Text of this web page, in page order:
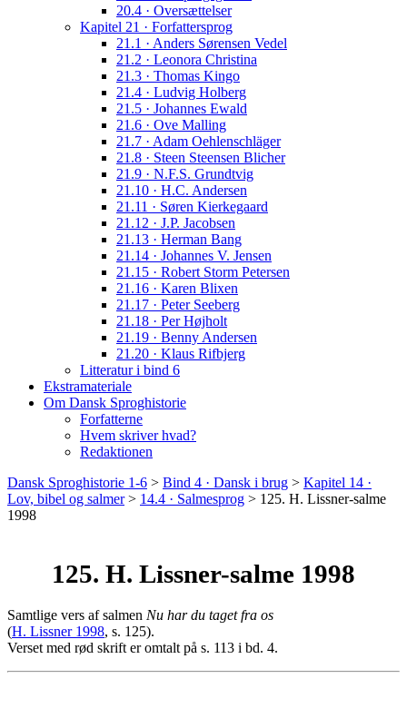
20.4 · Oversættelser
Kapitel 21 · Forfattersprog
21.1 · Anders Sørensen Vedel
21.2 · Leonora Christina
21.3 · Thomas Kingo
21.4 · Ludvig Holberg
21.5 · Johannes Ewald
21.6 · Ove Malling
21.7 · Adam Oehlenschläger
21.8 · Steen Steensen Blicher
21.9 · N.F.S. Grundtvig
21.10 · H.C. Andersen
21.11 · Søren Kierkegaard
21.12 · J.P. Jacobsen
21.13 · Herman Bang
21.14 · Johannes V. Jensen
21.15 · Robert Storm Petersen
21.16 · Karen Blixen
21.17 · Peter Seeberg
21.18 · Per Højholt
21.19 · Benny Andersen
21.20 · Klaus Rifbjerg
Litteratur i bind 6
Ekstramateriale
Om Dansk Sproghistorie
Forfatterne
Hvem skriver hvad?
Redaktionen
Dansk Sproghistorie 1-6 > Bind 4 · Dansk i brug > Kapitel 14 ·
Lov, bibel og salmer> 14.4 · Salmesprog > 125. H. Lissner-salme
1998
125. H. Lissner-salme 1998
Samtlige vers af salmen Nu har du taget fra os
(H. Lissner 1998, s. 125).
Verset med rød skrift er omtalt på s. 113 i bd. 4.